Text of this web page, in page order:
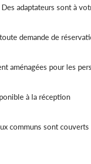
adaptateurs sont à
demande de
aménagées pour les
à la réception
communs sont